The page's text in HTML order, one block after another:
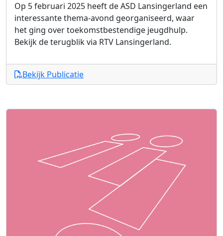
Op 5 februari 2025 heeft de ASD Lansingerland een
interessante thema-avond georganiseerd, waar
het ging over toekomstbestendige jeugdhulp.
Bekijk de terugblik via RTV Lansingerland.
Bekijk Publicatie